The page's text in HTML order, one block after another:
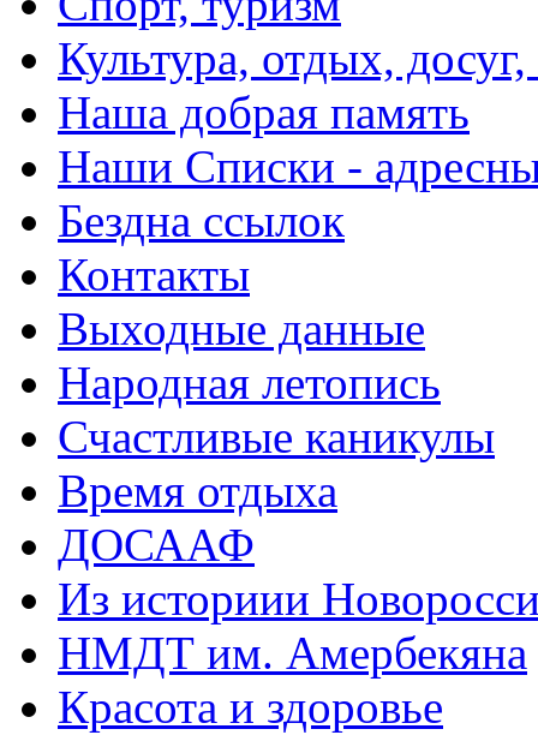
Культура, отдых,
Наша добрая память
Наши Списки -
Бездна ссылок
Контакты
Выходные данные
Народная летопись
Счастливые каникулы
Время отдыха
ДОСААФ
Из историии
НМДТ им. Амербекяна
Красота и здоровье